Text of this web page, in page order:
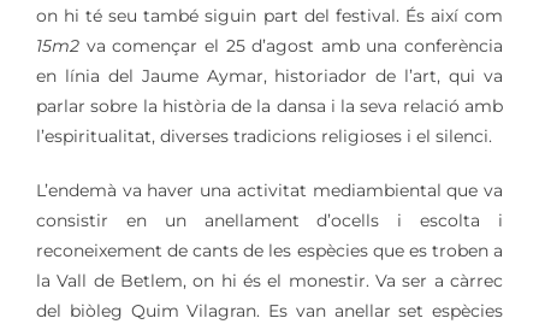
on hi té seu també siguin part del festival. És així com
15m2 va començar el 25 d’agost amb una conferència
en línia del Jaume Aymar, historiador de l’art, qui va
parlar sobre la història de la dansa i la seva relació amb
l’espiritualitat, diverses tradicions religioses i el silenci.
L’endemà va haver una activitat mediambiental que va
consistir en un anellament d’ocells i escolta i
reconeixement de cants de les espècies que es troben a
la Vall de Betlem, on hi és el monestir. Va ser a càrrec
del biòleg Quim Vilagran. Es van anellar set espècies